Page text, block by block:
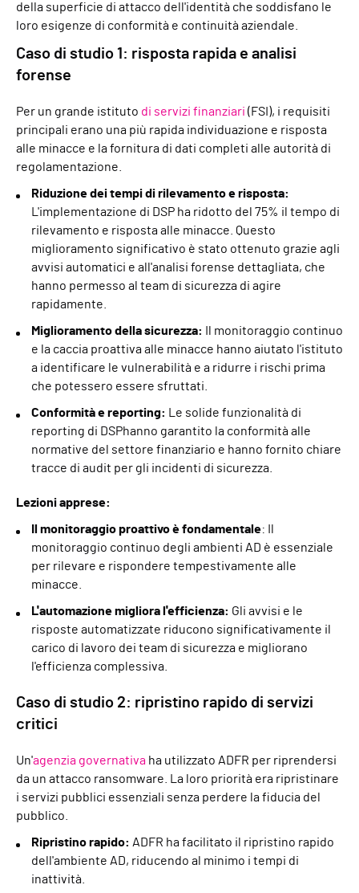
della superficie di attacco dell'identità che soddisfano le
loro esigenze di conformità e continuità aziendale.
Caso di studio 1: risposta rapida e analisi
forense
Per un grande istituto di servizi finanziari (FSI), i requisiti
principali erano una più rapida individuazione e risposta
alle minacce e la fornitura di dati completi alle autorità di
regolamentazione.
Riduzione dei tempi di rilevamento e risposta:
L'implementazione di DSP ha ridotto del 75% il tempo di
rilevamento e risposta alle minacce. Questo
miglioramento significativo è stato ottenuto grazie agli
avvisi automatici e all'analisi forense dettagliata, che
hanno permesso al team di sicurezza di agire
rapidamente.
Miglioramento della sicurezza:
Il monitoraggio continuo
e la caccia proattiva alle minacce hanno aiutato l'istituto
a identificare le vulnerabilità e a ridurre i rischi prima
che potessero essere sfruttati.
Conformità e reporting:
Le solide funzionalità di
reporting di DSPhanno garantito la conformità alle
normative del settore finanziario e hanno fornito chiare
tracce di audit per gli incidenti di sicurezza.
Lezioni apprese:
Il monitoraggio proattivo è fondamentale: Il
monitoraggio continuo degli ambienti AD è essenziale
per rilevare e rispondere tempestivamente alle
minacce.
L'automazione migliora l'efficienza: Gli avvisi e le
risposte automatizzate riducono significativamente il
carico di lavoro dei team di sicurezza e migliorano
l'efficienza complessiva.
Caso di studio 2: ripristino rapido di servizi
critici
Un'agenzia governativa ha utilizzato ADFR per riprendersi
da un attacco ransomware. La loro priorità era ripristinare
i servizi pubblici essenziali senza perdere la fiducia del
pubblico.
Ripristino rapido: ADFR ha facilitato il ripristino rapido
dell'ambiente AD, riducendo al minimo i tempi di
inattività.